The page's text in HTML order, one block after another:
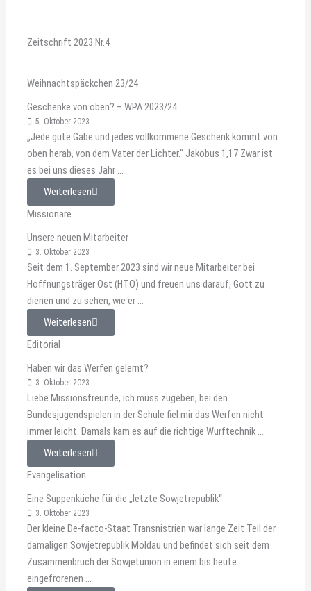
Zeitschrift 2023 Nr.4
Weihnachtspäckchen 23/24
Geschenke von oben? – WPA 2023/24
5. Oktober 2023
„Jede gute Gabe und jedes vollkommene Geschenk kommt von
oben herab, von dem Vater der Lichter.“ Jakobus 1,17 Zwar ist
es bei uns dieses Jahr ...
Weiterlesen
Missionare
Unsere neuen Mitarbeiter
3. Oktober 2023
Seit dem 1. September 2023 sind wir neue Mitarbeiter bei
Hoffnungsträger Ost (HTO) und freuen uns darauf, Gott zu
dienen und zu sehen, wie er ...
Weiterlesen
Editorial
Haben wir das Werfen gelernt?
3. Oktober 2023
Liebe Missionsfreunde, ich muss zugeben, bei den
Bundesjugendspielen in der Schule fiel mir das Werfen nicht
immer leicht. Damals kam es auf die richtige Wurftechnik ...
Weiterlesen
Evangelisation
Eine Suppenküche für die „letzte Sowjetrepublik“
3. Oktober 2023
Der kleine De-facto-Staat Transnistrien war lange Zeit Teil der
damaligen Sowjetrepublik Moldau und befindet sich seit dem
Zusammenbruch der Sowjetunion in einem bis heute
eingefrorenen ...